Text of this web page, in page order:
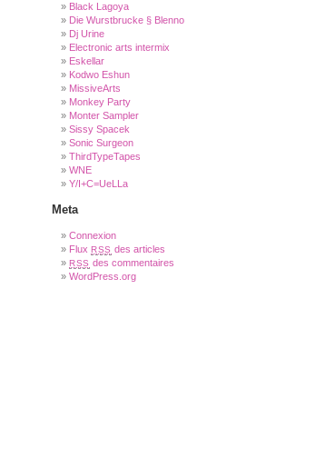
Black Lagoya
Die Wurstbrucke § Blenno
Dj Urine
Electronic arts intermix
Eskellar
Kodwo Eshun
MissiveArts
Monkey Party
Monter Sampler
Sissy Spacek
Sonic Surgeon
ThirdTypeTapes
WNE
Y/I+C=UeLLa
Meta
Connexion
Flux RSS des articles
RSS des commentaires
WordPress.org